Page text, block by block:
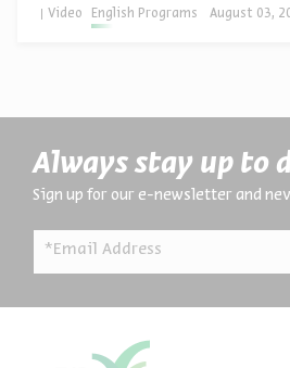
English Programs
Video August 03,
Always stay up to
Sign up for our e-newsletter and
*Email Address